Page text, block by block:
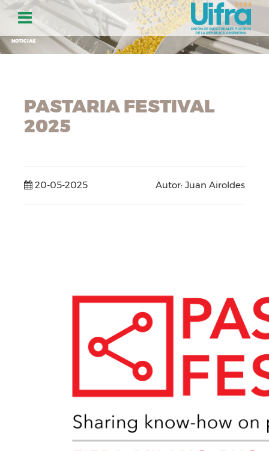
NOTICIAS
PASTARIA FESTIVAL
2025
20-05-2025 Autor: Juan Airoldes